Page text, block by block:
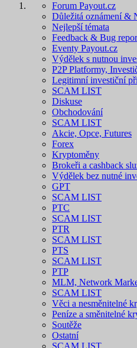
Forum Payout.cz
Důležitá oznámení &
Nejlepší témata
Feedback & Bug
Eventy Payout.cz
Výdělek s nutnou
P2P Platformy,
Legitimní investiční
SCAM LIST
Diskuse
Obchodování
SCAM LIST
Akcie, Opce, Futures
Forex
Kryptoměny
Brokeři a cashback
Výdělek bez nutné
GPT
SCAM LIST
PTC
SCAM LIST
PTR
SCAM LIST
PTS
SCAM LIST
PTP
MLM, Network
SCAM LIST
Věci a nesměnitelné
Peníze a směnitelné
Soutěže
Ostatní
SCAM LIST